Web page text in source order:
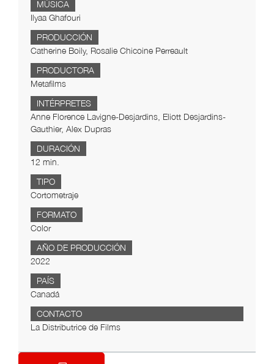
MÚSICA
Ilyaa Ghafouri
PRODUCCIÓN
Catherine Boily, Rosalie Chicoine Perreault
PRODUCTORA
Metafilms
INTÉRPRETES
Anne Florence Lavigne-Desjardins, Eliott Desjardins-
Gauthier, Alex Dupras
DURACIÓN
12 min.
TIPO
Cortometraje
FORMATO
Color
AÑO DE PRODUCCIÓN
2022
PAÍS
Canadá
CONTACTO
La Distributrice de Films